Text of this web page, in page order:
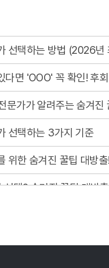
선택하는 방법 (2026년
다면 'OOO' 꼭 확인! 후
문가가 알려주는 숨겨진
선택하는 3가지 기준
위한 숨겨진 꿀팁 대방출!
택? 숨겨진 꿀팁 대방
요! 숨겨진 꿀팁 대방출